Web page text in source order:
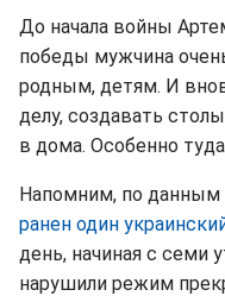
До начала войны
победы мужчина
родным, детям. И
делу, создавать
в дома. Особенно
Напомним, по данным
ранен один
день, начиная с семи
нарушили режим